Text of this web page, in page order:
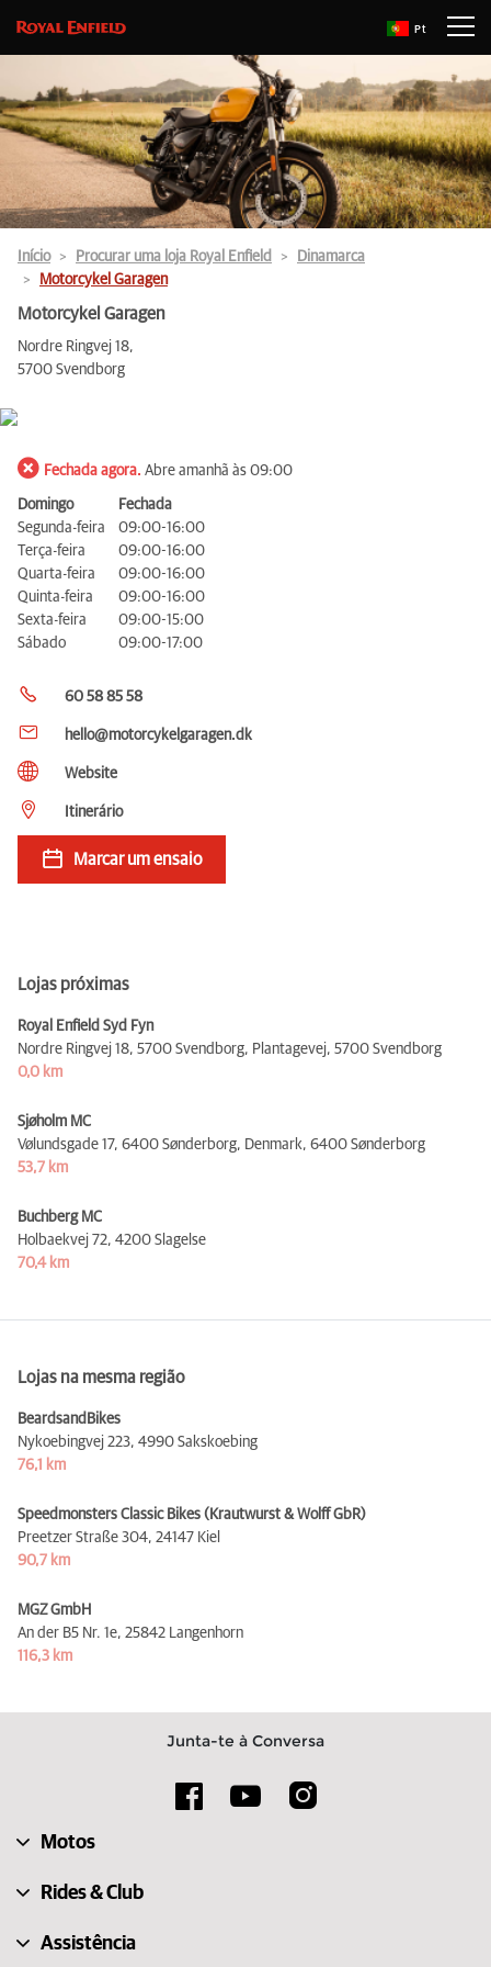
Pt
Início Procurar uma loja Royal Enfield
Dinamarca
Motorcykel Garagen
Motorcykel Garagen
Nordre Ringvej 18,
5700 Svendborg
Fechada agora. Abre amanhã às 09:00
Domingo
Fechada
Segunda-feira
09:00-16:00
Terça-feira
09:00-16:00
Quarta-feira
09:00-16:00
Quinta-feira
09:00-16:00
Sexta-feira
09:00-15:00
Sábado
09:00-17:00
60 58 85 58
hello@motorcykelgaragen.dk
Website
Itinerário
Marcar um ensaio
Lojas próximas
Royal Enfield Syd Fyn
Nordre Ringvej 18, 5700 Svendborg, Plantagevej, 5700 Svendborg
0,0 km
Sjøholm MC
Vølundsgade 17, 6400 Sønderborg, Denmark, 6400 Sønderborg
53,7 km
Buchberg MC
Holbaekvej 72, 4200 Slagelse
70,4 km
Lojas na mesma região
BeardsandBikes
Nykoebingvej 223, 4990 Sakskoebing
76,1 km
Speedmonsters Classic Bikes (Krautwurst & Wolff GbR)
Preetzer Straße 304, 24147 Kiel
90,7 km
MGZ GmbH
An der B5 Nr. 1e, 25842 Langenhorn
116,3 km
Junta-te à Conversa
Motos
Rides & Club
Assistência